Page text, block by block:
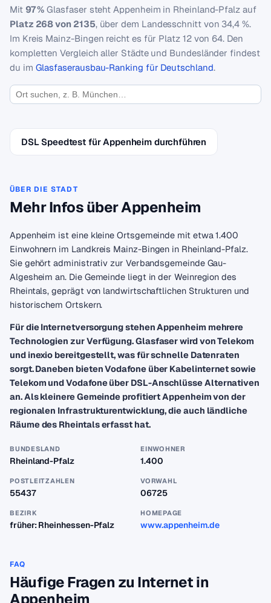
Mit 97 % Glasfaser steht Appenheim in Rheinland-Pfalz auf
Platz 268 von 2135, über dem Landesschnitt von 34,4 %.
Im Kreis Mainz-Bingen reicht es für Platz 12 von 64. Den
kompletten Vergleich aller Städte und Bundesländer findest
du im Glasfaserausbau-Ranking für Deutschland.
DSL Speedtest für Appenheim durchführen
ÜBER DIE STADT
Mehr Infos über Appenheim
Appenheim ist eine kleine Ortsgemeinde mit etwa 1.400
Einwohnern im Landkreis Mainz-Bingen in Rheinland-Pfalz.
Sie gehört administrativ zur Verbandsgemeinde Gau-
Algesheim an. Die Gemeinde liegt in der Weinregion des
Rheintals, geprägt von landwirtschaftlichen Strukturen und
historischem Ortskern.
Für die Internetversorgung stehen Appenheim mehrere
Technologien zur Verfügung. Glasfaser wird von Telekom
und inexio bereitgestellt, was für schnelle Datenraten
sorgt. Daneben bieten Vodafone über Kabelinternet sowie
Telekom und Vodafone über DSL-Anschlüsse Alternativen
an. Als kleinere Gemeinde profitiert Appenheim von der
regionalen Infrastrukturentwicklung, die auch ländliche
Räume des Rheintals erfasst hat.
BUNDESLAND
Rheinland-Pfalz
EINWOHNER
1.400
POSTLEITZAHLEN
55437
VORWAHL
06725
BEZIRK
früher: Rheinhessen-Pfalz
HOMEPAGE
www.appenheim.de
FAQ
Häufige Fragen zu Internet in
Appenheim